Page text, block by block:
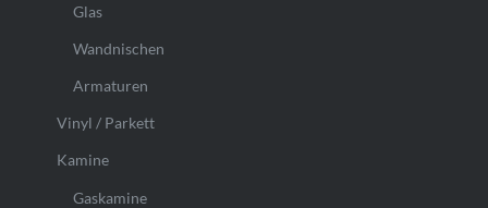
Glas
Wandnischen
Armaturen
Vinyl / Parkett
Kamine
Gaskamine